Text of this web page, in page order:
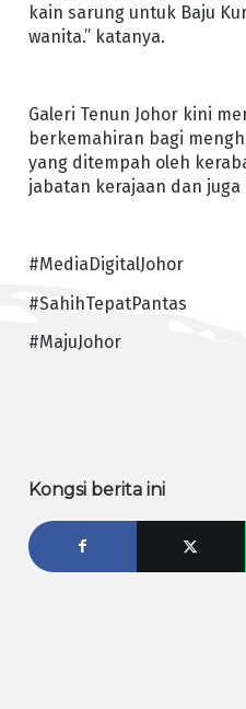
kain sarung untuk Baju
wanita.” katanya.
Galeri Tenun Johor kini
berkemahiran bagi
yang ditempah oleh
jabatan kerajaan dan juga
#MediaDigitalJohor
#SahihTepatPantas
#MajuJohor
Kongsi berita ini